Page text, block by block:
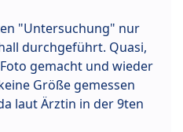
"Untersuchung" nur
durchgeführt. Quasi,
gemacht und wieder
Größe gemessen
laut Ärztin in der 9ten